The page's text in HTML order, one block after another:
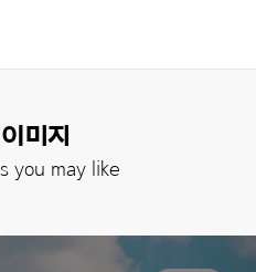
미지
you may like